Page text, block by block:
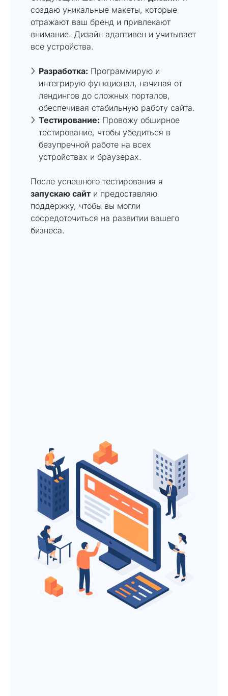
создаю уникальные макеты, которые
отражают ваш бренд и привлекают
внимание. Дизайн адаптивен и учитывает
все устройства.
Разработка: Программирую и
интегрирую функционал, начиная от
лендингов до сложных порталов,
обеспечивая стабильную работу сайта.
Тестирование: Провожу обширное
тестирование, чтобы убедиться в
безупречной работе на всех
устройствах и браузерах.
После успешного тестирования я
запускаю сайт и предоставляю
поддержку, чтобы вы могли
сосредоточиться на развитии вашего
бизнеса.